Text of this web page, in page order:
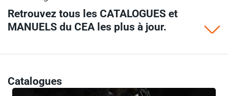
Retrouvez tous les CATALOGUES et
MANUELS du CEA les plus à jour.
Catalogues